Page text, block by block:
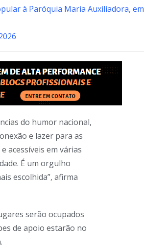
à Paróquia Maria Auxiliadora, em
do humor nacional,
e lazer para as
acessíveis em várias
É um orgulho
escolhida”, afirma
serão ocupados
de apoio estarão no